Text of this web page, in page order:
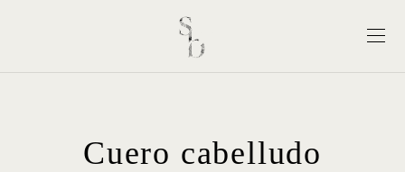
Cuero cabelludo